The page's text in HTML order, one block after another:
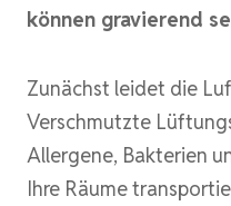
können gravierend
Zunächst leidet die
Verschmutzte
Allergene, Bakterien
Ihre Räume